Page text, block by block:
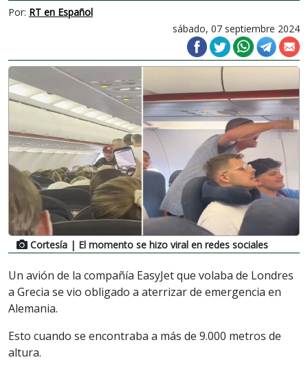
Por: RT en Español
sábado, 07 septiembre 2024
Cortesía | El momento se hizo viral en redes sociales
Un avión de la compañía EasyJet que volaba de Londres
a Grecia se vio obligado a aterrizar de emergencia en
Alemania.
Esto cuando se encontraba a más de 9.000 metros de
altura.